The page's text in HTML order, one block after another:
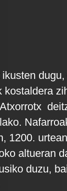
1200.
altueran
duzu,